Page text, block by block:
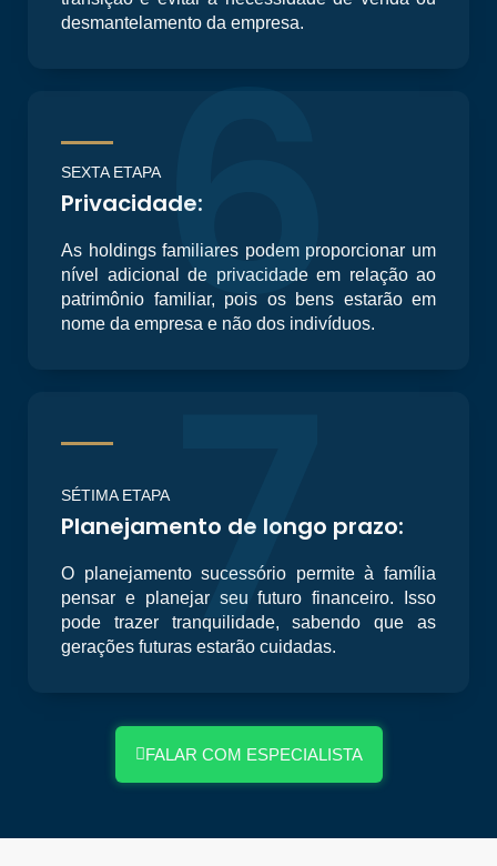
desmantelamento da empresa.
SEXTA ETAPA
Privacidade:
As holdings familiares podem proporcionar um
nível adicional de privacidade em relação ao
patrimônio familiar, pois os bens estarão em
nome da empresa e não dos indivíduos.
6
SÉTIMA ETAPA
Planejamento de longo prazo:
O planejamento sucessório permite à família
pensar e planejar seu futuro financeiro. Isso
pode trazer tranquilidade, sabendo que as
gerações futuras estarão cuidadas.
7
FALAR COM ESPECIALISTA